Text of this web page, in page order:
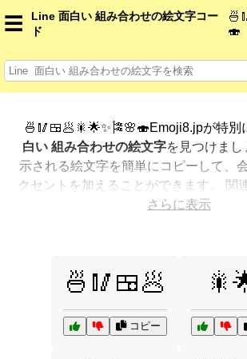
☰
Line 面白い 組み合わせの絵文字コー
ド
🍣
🍜🥢🍱🥟🎇🌟✨🎏🌸🍣Emoji8.jpが特別
白い 組み合わせの絵文字を見つけま
示される絵文字を簡単にコピーして、
クセントを加えることができます。 関
も人気のある順に表示しました。さら
さらに表示
🍜🥢🍱🥟
コピー